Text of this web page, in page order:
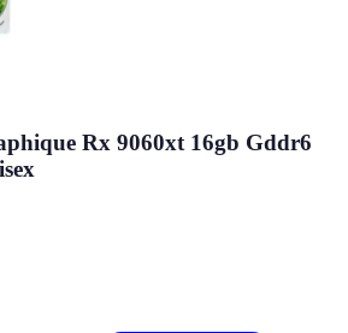
Rx 9060xt 16gb Gddr6